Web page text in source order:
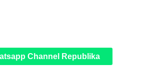
Channel Republika